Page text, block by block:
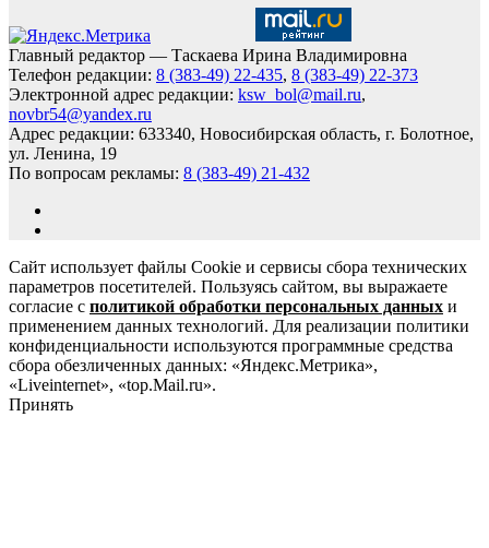
Главный редактор — Таскаева Ирина Владимировна
Телефон редакции: 8 (383-49) 22-435, 8 (383-49) 22-373
Электронной адрес редакции: ksw_bol@mail.ru,
novbr54@yandex.ru
Адрес редакции: 633340, Новосибирская область, г. Болотное,
ул. Ленина, 19
По вопросам рекламы: 8 (383-49) 21-432
Сайт использует файлы Cookie и сервисы сбора технических
параметров посетителей. Пользуясь сайтом, вы выражаете
согласие с политикой обработки персональных данных и
применением данных технологий. Для реализации политики
конфиденциальности используются программные средства
сбора обезличенных данных: «Яндекс.Метрика»,
«Liveinternet», «top.Mail.ru».
Принять